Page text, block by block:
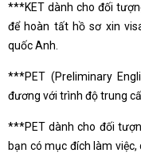
***KET dành cho đối
để hoàn tất hồ sơ xin
quốc Anh.
***PET (Preliminary
đương với trình độ trung
***PET dành cho đối
bạn có mục đích làm